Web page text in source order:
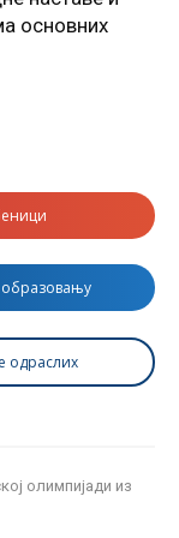
основних
образовању
одраслих
олимпијади из